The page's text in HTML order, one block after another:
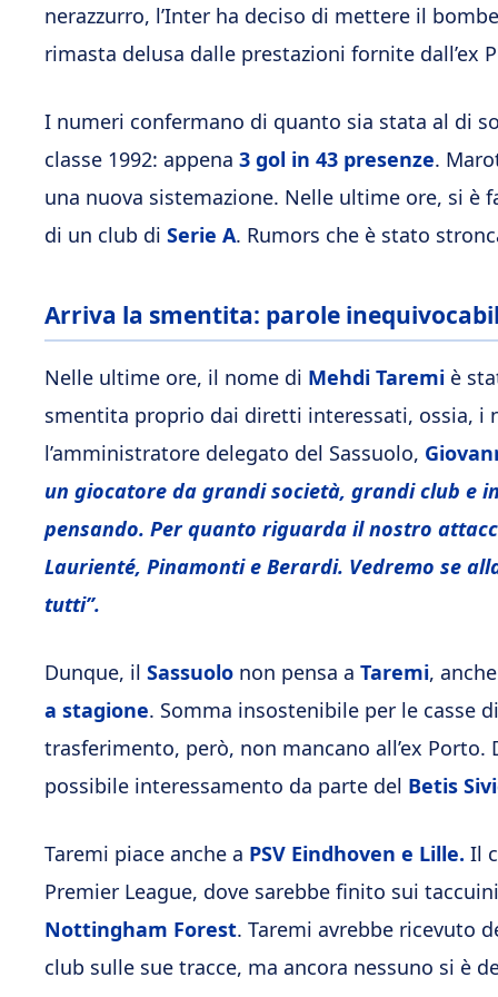
nerazzurro, l’Inter ha deciso di mettere il
rimasta delusa dalle prestazioni fornite dall’ex
I numeri confermano di quanto sia stata al di
classe 1992: appena 3 gol in 43 presenze.
una nuova sistemazione. Nelle ultime ore, si
di un club di Serie A. Rumors che è stato
Arriva la smentita: parole
Nelle ultime ore, il nome di Mehdi Taremi è
smentita proprio dai diretti interessati, ossia, i
l’amministratore delegato del Sassuolo,
un giocatore da grandi società, grandi club e
pensando. Per quanto riguarda il nostro
Laurienté, Pinamonti e Berardi. Vedremo se
tutti”.
Dunque, il Sassuolo non pensa a Taremi,
a stagione. Somma insostenibile per le casse
trasferimento, però, non mancano all’ex
possibile interessamento da parte del Betis
Taremi piace anche a PSV Eindhoven e Lille. Il
Premier League, dove sarebbe finito sui
Nottingham Forest. Taremi avrebbe ricevuto
club sulle sue tracce, ma ancora nessuno si è